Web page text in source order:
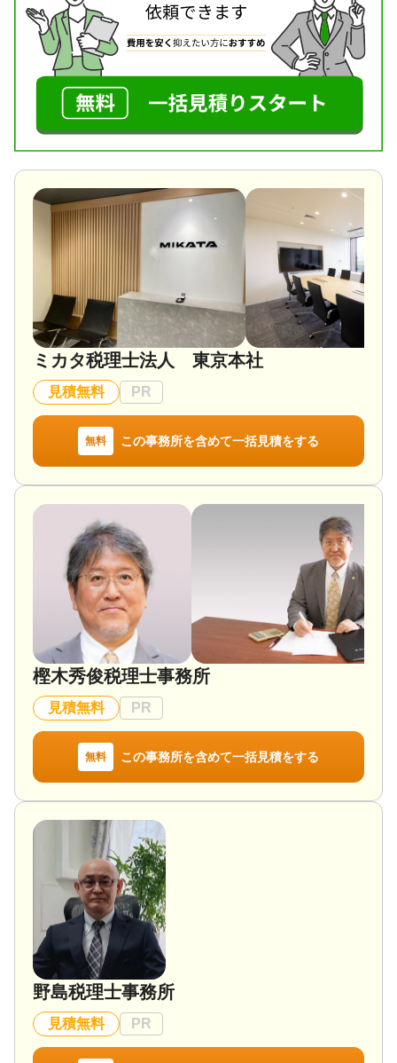
地下鉄四条駅から徒歩4分・阪急烏丸駅から徒歩1分
のアクセスのよい立地で「わかりにくいことをわか
りやすく」をモットーに、お客様がご相談しやすい
環境を整えてお待ちしております。ぜひ、お気軽に
お声がけください。
対応地域
京都府全域、滋賀県全域、大阪府東部地域
対応業務
登記 / 相続手続き / 銀行手続き / 戸籍収集 / 相続人調
査 / 生前贈与（不動産名義変更）
訪問可 / 女性スタッフ対応可 / 初回相談無料 / 18時以
降相談可 / オンライン面談可 / 事務所面談可
ミカタ税理士法人 東京本社
見積無料 PR
無料 この事務所を含めて一括見積をする
樫木秀俊税理士事務所
見積無料 PR
無料 この事務所を含めて一括見積をする
野島税理士事務所
見積無料 PR